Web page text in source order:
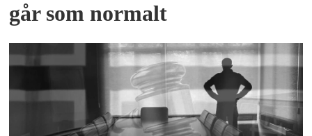
går som normalt